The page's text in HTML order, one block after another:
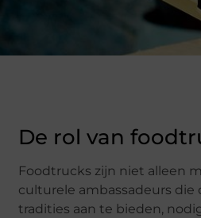
De rol van
Foodtrucks zijn niet alleen
culturele ambassadeurs
tradities aan te bieden,